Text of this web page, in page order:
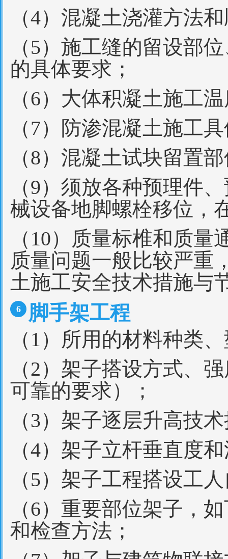
（4）混凝土浇灌方法
（5）施工缝的留设部
的具体要求；
（6）大体积凝土施工
（7）防渗混凝土施工
（8）混凝土试块留置
（9）须放各种预理件
械设备地脚螺栓移位，
（10）质量标椎和质
质量问题一般比较严重
土施工安全技术措施与
6
脚手架工程
（1）所用的材料种类
（2）架子搭设方式、
可靠的要求）；
（3）架子逐层升高技
（4）架子立杆垂直度
（5）架子工程搭设工
（6）重要部位架子，
和检查方法；